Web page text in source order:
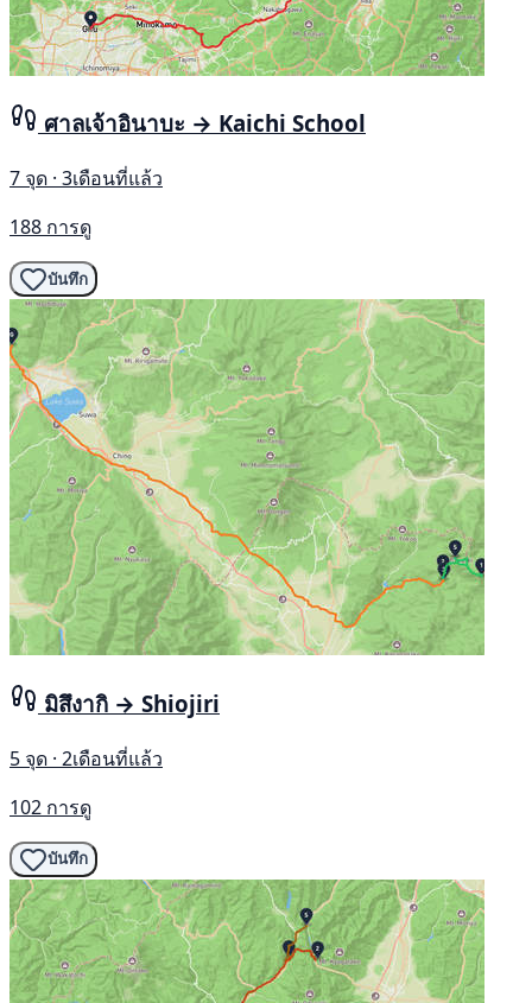
ศาลเจ้าอินาบะ → Kaichi School
7 จุด · 3เดือนที่แล้ว
188 การดู
บันทึก
มิสึงากิ → Shiojiri
5 จุด · 2เดือนที่แล้ว
102 การดู
บันทึก